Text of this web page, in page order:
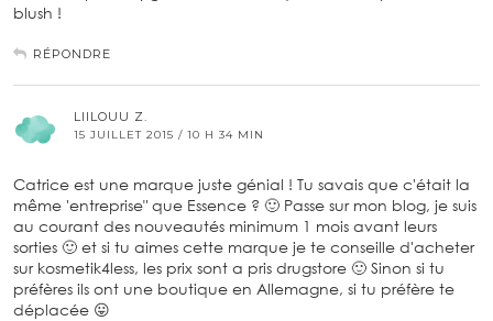
blush !
RÉPONDRE
LIILOUU Z.
15 JUILLET 2015 / 10 H 34 MIN
Catrice est une marque juste génial ! Tu savais que c'était la
même 'entreprise" que Essence ? 🙂 Passe sur mon blog, je suis
au courant des nouveautés minimum 1 mois avant leurs
sorties 🙂 et si tu aimes cette marque je te conseille d'acheter
sur kosmetik4less, les prix sont a pris drugstore 🙂 Sinon si tu
préfères ils ont une boutique en Allemagne, si tu préfère te
déplacée 😛